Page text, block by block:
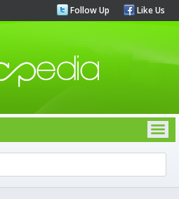
Follow Up Like Us